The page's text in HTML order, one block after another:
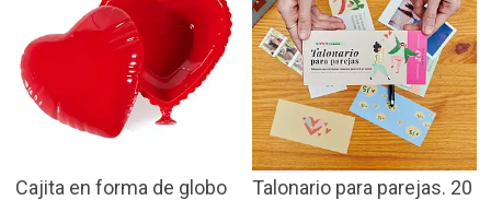
Cajita en forma de globo
Talonario para parejas. 20